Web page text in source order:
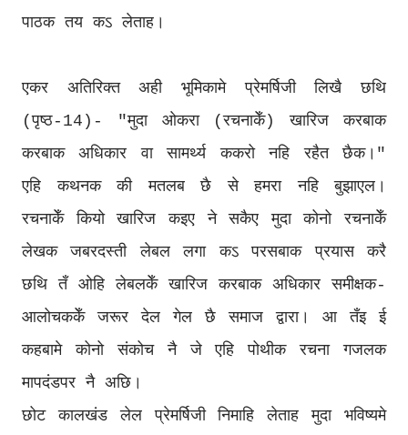
पाठक तय कऽ लेताह।
एकर अतिरिक्त अही भूमिकामे प्रेमर्षिजी लिखै छथि
(पृष्ठ-14)- "मुदा ओकरा (रचनाकेँ) खारिज करबाक
करबाक अधिकार वा सामर्थ्य ककरो नहि रहैत छैक।"
एहि कथनक की मतलब छै से हमरा नहि बुझाएल।
रचनाकेँ कियो खारिज कइए ने सकैए मुदा कोनो रचनाकेँ
लेखक जबरदस्ती लेबल लगा कऽ परसबाक प्रयास करै
छथि तँ ओहि लेबलकेँ खारिज करबाक अधिकार समीक्षक-
आलोचककेँ जरूर देल गेल छै समाज द्वारा। आ तँइ ई
कहबामे कोनो संकोच नै जे एहि पोथीक रचना गजलक
मापदंडपर नै अछि।
छोट कालखंड लेल प्रेमर्षिजी निमाहि लेताह मुदा भविष्यमे